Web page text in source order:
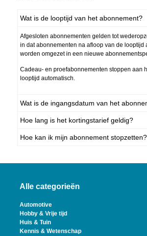
Wat is de looptijd van het abonnement?
Afgesloten abonnementen gelden tot
in dat abonnementen na afloop van de looptijd
worden omgezet in een nieuwe
Cadeau- en proefabonnementen stoppen aan
looptijd automatisch.
Wat is de ingangsdatum van het
Hoe lang is het kortingstarief geldig?
Hoe kan ik mijn abonnement stopzetten?
Alle categorieën
Automotive
Hobby & Vrije tijd
Huis & Tuin
Kennis & Wetenschap